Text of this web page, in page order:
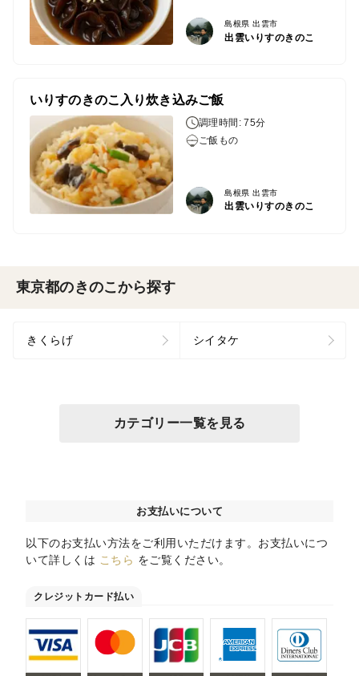
島根県 出雲市
出雲いりすのきのこ
いりすのきのこ入り炊き込みご飯
調理時間: 75分
ご飯もの
島根県 出雲市
出雲いりすのきのこ
東京都のきのこから探す
きくらげ シイタケ
カテゴリー一覧を見る
お支払いについて
以下のお支払い方法をご利用いただけます。お支払いにつ
いて詳しくは こちら をご覧ください。
クレジットカード払い